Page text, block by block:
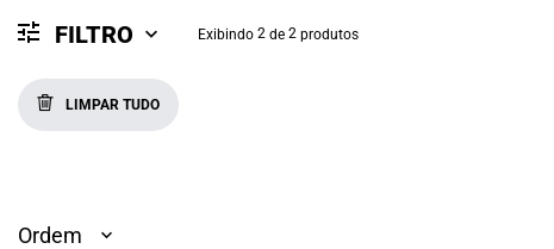
FILTRO Exibindo 2 de 2 produtos
LIMPAR TUDO
Ordem